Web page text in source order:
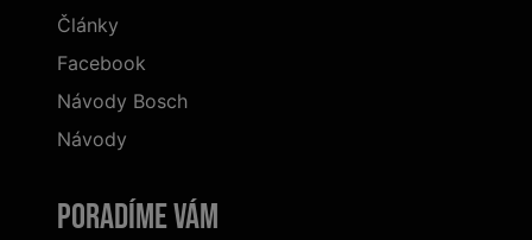
Články
Facebook
Návody Bosch
Návody
Poradíme Vám